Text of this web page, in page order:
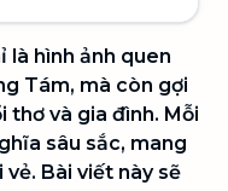
là hình ảnh quen
Tám, mà còn gợi
thơ và gia đình. Mỗi
sâu sắc, mang
Bài viết này sẽ